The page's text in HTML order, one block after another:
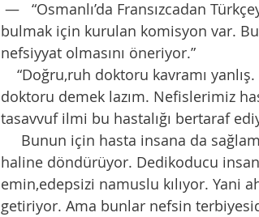
bulmak için kurulan komisyon var.
nefsiyyat olmasını öneriyor.”
doktoru demek lazım. Nefislerimiz
tasavvuf ilmi bu hastalığı bertaraf
haline döndürüyor. Dedikoducu
emin,edepsizi namuslu kılıyor. Yani
getiriyor. Ama bunlar nefsin